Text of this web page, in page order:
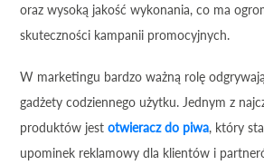
oraz wysoką jakość wykonania, co ma
skuteczności kampanii promocyjnych.
W marketingu bardzo ważną rolę
gadżety codziennego użytku. Jednym z
produktów jest otwieracz do piwa, który
upominek reklamowy dla klientów i